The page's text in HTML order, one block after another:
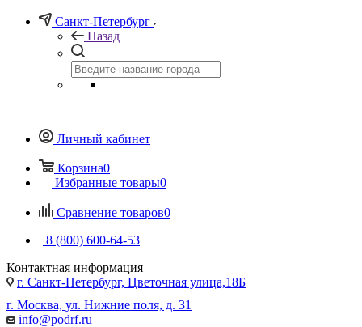
Санкт-Петербург
Назад
Личный кабинет
Корзина0
Избранные товары0
Сравнение товаров0
8 (800) 600-64-53
Контактная информация
г. Санкт-Петербург, Цветочная улица,18Б
г. Москва, ул. Нижние поля, д. 31
info@podrf.ru